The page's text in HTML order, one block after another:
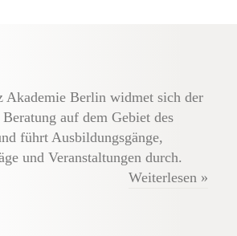
Akademie Berlin widmet sich der
auf dem Gebiet des
führt Ausbildungsgänge,
und Veranstaltungen durch.
Weiterlesen »